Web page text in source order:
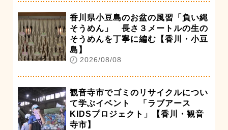
香川県小豆島のお盆の風習「負い縄
そうめん」 長さ３メートルの生の
そうめんを丁寧に編む【香川・小豆
島】
2026/08/08
観音寺市でゴミのリサイクルについ
て学ぶイベント 「ラブアース
KIDSプロジェクト」【香川・観音
寺市】